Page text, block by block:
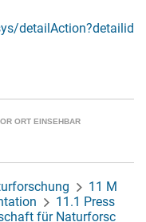
detailAction?detailid
ORT EINSEHBAR
11 M
11.1 Press
für Naturforsc